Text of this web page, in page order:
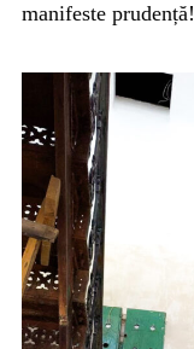
manifeste prudență!